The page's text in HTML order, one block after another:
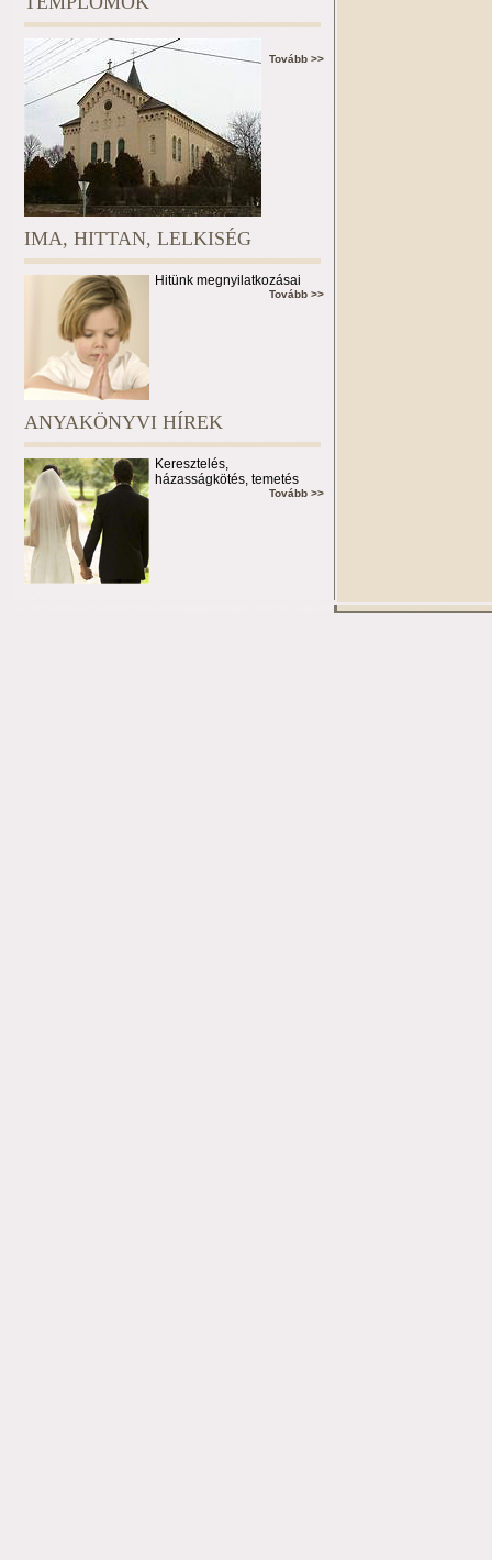
Tovább >>
IMA, HITTAN, LELKISÉG
Hitünk megnyilatkozásai
Tovább >>
ANYAKÖNYVI HÍREK
Keresztelés,
házasságkötés, temetés
Tovább >>